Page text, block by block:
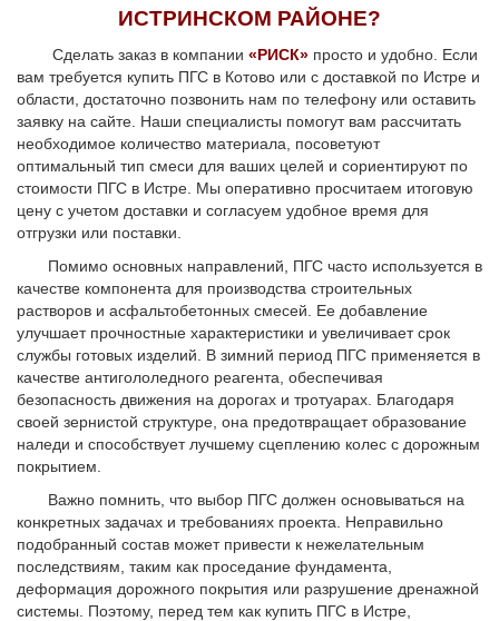
ИСТРИНСКОМ РАЙОНЕ?
Сделать заказ в компании «РИСК» просто и удобно. Если
вам требуется купить ПГС в Котово или с доставкой по Истре и
области, достаточно позвонить нам по телефону или оставить
заявку на сайте. Наши специалисты помогут вам рассчитать
необходимое количество материала, посоветуют
оптимальный тип смеси для ваших целей и сориентируют по
стоимости ПГС в Истре. Мы оперативно просчитаем итоговую
цену с учетом доставки и согласуем удобное время для
отгрузки или поставки.
Помимо основных направлений, ПГС часто используется в
качестве компонента для производства строительных
растворов и асфальтобетонных смесей. Ее добавление
улучшает прочностные характеристики и увеличивает срок
службы готовых изделий. В зимний период ПГС применяется в
качестве антигололедного реагента, обеспечивая
безопасность движения на дорогах и тротуарах. Благодаря
своей зернистой структуре, она предотвращает образование
наледи и способствует лучшему сцеплению колес с дорожным
покрытием.
Важно помнить, что выбор ПГС должен основываться на
конкретных задачах и требованиях проекта. Неправильно
подобранный состав может привести к нежелательным
последствиям, таким как проседание фундамента,
деформация дорожного покрытия или разрушение дренажной
системы. Поэтому, перед тем как купить ПГС в Истре,